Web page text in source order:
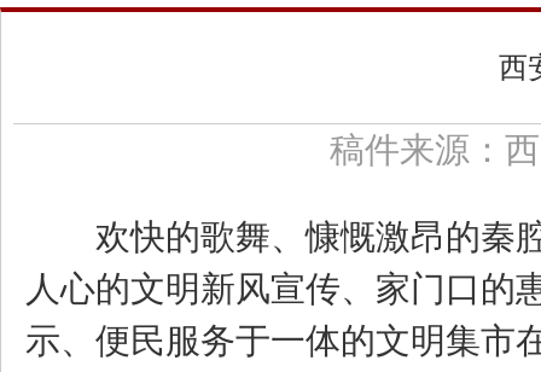
西
稿件来源：
欢快的歌舞、慷慨激昂的秦
人心的文明新风宣传、家门口
示、便民服务于一体的文明集市